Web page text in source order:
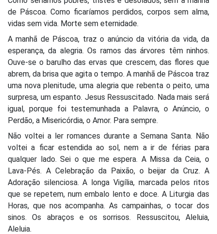
de Páscoa. Como ficaríamos perdidos, corpos sem alma,
vidas sem vida. Morte sem eternidade.
A manhã de Páscoa, traz o anúncio da vitória da vida, da
esperança, da alegria. Os ramos das árvores têm ninhos.
Ouve-se o barulho das ervas que crescem, das flores que
abrem, da brisa que agita o tempo. A manhã de Páscoa traz
uma nova plenitude, uma alegria que rebenta o peito, uma
surpresa, um espanto. Jesus Ressuscitado. Nada mais será
igual, porque foi testemunhada a Palavra, o Anúncio, o
Perdão, a Misericórdia, o Amor. Para sempre.
Não voltei a ler romances durante a Semana Santa. Não
voltei a ficar estendida ao sol, nem a ir de férias para
qualquer lado. Sei o que me espera. A Missa da Ceia, o
Lava-Pés. A Celebração da Paixão, o beijar da Cruz. A
Adoração silenciosa. A longa Vigília, marcada pelos ritos
que se repetem, num embalo lento e doce. A Liturgia das
Horas, que nos acompanha. As campainhas, o tocar dos
sinos. Os abraços e os sorrisos. Ressuscitou, Aleluia,
Aleluia.